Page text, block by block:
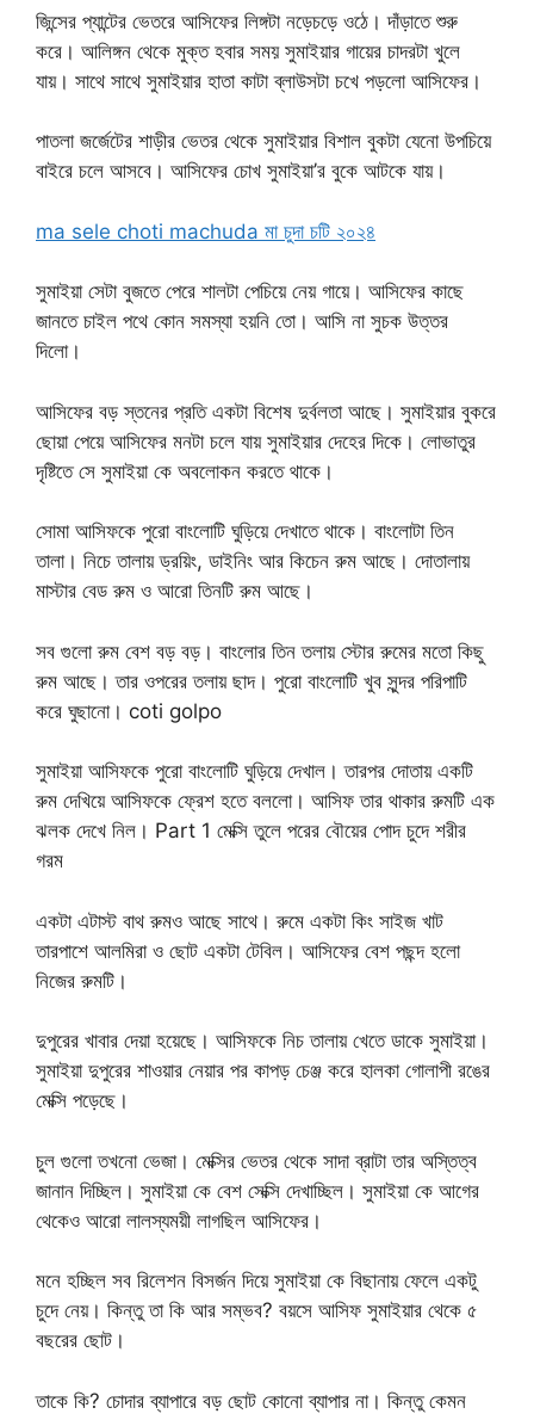
জিন্সের প্যান্টের ভেতরে আসিফের লিঙ্গটা নড়েচড়ে ওঠে। দাঁড়াতে শুরু
করে। আলিঙ্গন থেকে মুক্ত হবার সময় সুমাইয়ার গায়ের চাদরটা খুলে
যায়। সাথে সাথে সুমাইয়ার হাতা কাটা ব্লাউসটা চখে পড়লো আসিফের।
পাতলা জর্জেটের শাড়ীর ভেতর থেকে সুমাইয়ার বিশাল বুকটা যেনো উপচিয়ে
বাইরে চলে আসবে। আসিফের চোখ সুমাইয়া’র বুকে আটকে যায়।
ma sele choti machuda মা চুদা চটি ২০২৪
সুমাইয়া সেটা বুজতে পেরে শালটা পেচিয়ে নেয় গায়ে। আসিফের কাছে
জানতে চাইল পথে কোন সমস্যা হয়নি তো। আসি না সুচক উত্তর
দিলো।
আসিফের বড় স্তনের প্রতি একটা বিশেষ দুর্বলতা আছে। সুমাইয়ার বুকরে
ছোয়া পেয়ে আসিফের মনটা চলে যায় সুমাইয়ার দেহের দিকে। লোভাতুর
দৃষ্টিতে সে সুমাইয়া কে অবলোকন করতে থাকে।
সোমা আসিফকে পুরো বাংলোটি ঘুড়িয়ে দেখাতে থাকে। বাংলোটা তিন
তালা। নিচে তালায় ড্রয়িং, ডাইনিং আর কিচেন রুম আছে। দোতালায়
মাস্টার বেড রুম ও আরো তিনটি রুম আছে।
সব গুলো রুম বেশ বড় বড়। বাংলোর তিন তলায় স্টোর রুমের মতো কিছু
রুম আছে। তার ওপরের তলায় ছাদ। পুরো বাংলোটি খুব সুন্দর পরিপাটি
করে ঘুছানো। coti golpo
সুমাইয়া আসিফকে পুরো বাংলোটি ঘুড়িয়ে দেখাল। তারপর দোতায় একটি
রুম দেখিয়ে আসিফকে ফ্রেশ হতে বললো। আসিফ তার থাকার রুমটি এক
ঝলক দেখে নিল। Part 1 মেক্সি তুলে পরের বৌয়ের পোদ চুদে শরীর
গরম
একটা এটাস্ট বাথ রুমও আছে সাথে। রুমে একটা কিং সাইজ খাট
তারপাশে আলমিরা ও ছোট একটা টেবিল। আসিফের বেশ পছন্দ হলো
নিজের রুমটি।
দুপুরের খাবার দেয়া হয়েছে। আসিফকে নিচ তালায় খেতে ডাকে সুমাইয়া।
সুমাইয়া দুপুরের শাওয়ার নেয়ার পর কাপড় চেঞ্জ করে হালকা গোলাপী রঙের
মেক্সি পড়েছে।
চুল গুলো তখনো ভেজা। মেক্সির ভেতর থেকে সাদা ব্রাটা তার অস্তিত্ব
জানান দিচ্ছিল। সুমাইয়া কে বেশ সেক্সি দেখাচ্ছিল। সুমাইয়া কে আগের
থেকেও আরো লালস্যময়ী লাগছিল আসিফের।
মনে হচ্ছিল সব রিলেশন বিসর্জন দিয়ে সুমাইয়া কে বিছানায় ফেলে একটু
চুদে নেয়। কিন্তু তা কি আর সম্ভব? বয়সে আসিফ সুমাইয়ার থেকে ৫
বছরের ছোট।
তাকে কি? চোদার ব্যাপারে বড় ছোট কোনো ব্যাপার না। কিন্তু কেমন